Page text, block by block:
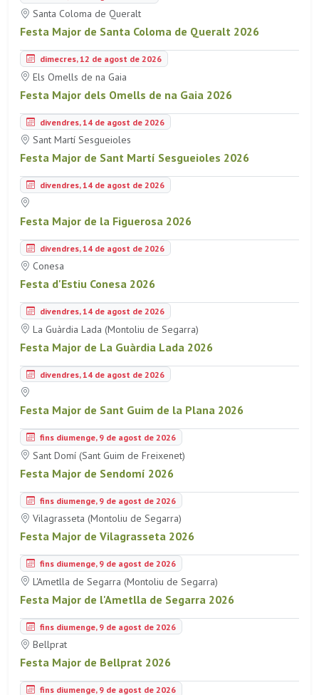
Santa Coloma de Queralt
Festa Major de Santa Coloma de Queralt 2026
dimecres, 12 de agost de 2026
Els Omells de na Gaia
Festa Major dels Omells de na Gaia 2026
divendres, 14 de agost de 2026
Sant Martí Sesgueioles
Festa Major de Sant Martí Sesgueioles 2026
divendres, 14 de agost de 2026
Festa Major de la Figuerosa 2026
divendres, 14 de agost de 2026
Conesa
Festa d'Estiu Conesa 2026
divendres, 14 de agost de 2026
La Guàrdia Lada (Montoliu de Segarra)
Festa Major de La Guàrdia Lada 2026
divendres, 14 de agost de 2026
Festa Major de Sant Guim de la Plana 2026
fins diumenge, 9 de agost de 2026
Sant Domí (Sant Guim de Freixenet)
Festa Major de Sendomí 2026
fins diumenge, 9 de agost de 2026
Vilagrasseta (Montoliu de Segarra)
Festa Major de Vilagrasseta 2026
fins diumenge, 9 de agost de 2026
L'Ametlla de Segarra (Montoliu de Segarra)
Festa Major de l'Ametlla de Segarra 2026
fins diumenge, 9 de agost de 2026
Bellprat
Festa Major de Bellprat 2026
fins diumenge, 9 de agost de 2026